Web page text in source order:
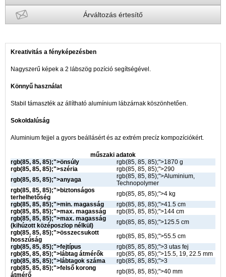
Árváltozás értesítő
Kreativitás a fényképezésben
Nagyszerű képek a 2 lábszög pozíció segítségével.
Könnyű használat
Stabil támaszték az állítható alumínium lábzárnak köszönhetően.
Sokoldalúság
Aluminium fejjel a gyors beállásért és az extrém precíz kompozíciókért.
műszaki adatok
rgb(85, 85, 85);">önsúly
rgb(85, 85, 85);">1870 g
rgb(85, 85, 85);">széria
rgb(85, 85, 85);">290
rgb(85, 85, 85);">anyaga
rgb(85, 85, 85);">Aluminium,
Technopolymer
rgb(85, 85, 85);">biztonságos
terhelhetőség
rgb(85, 85, 85);">4 kg
rgb(85, 85, 85);">min. magasság
rgb(85, 85, 85);">41.5 cm
rgb(85, 85, 85);">max. magasság
rgb(85, 85, 85);">144 cm
rgb(85, 85, 85);">max. magasság
(kihúzott középoszlop nélkül)
rgb(85, 85, 85);">125.5 cm
rgb(85, 85, 85);">összecsukott
hosszúság
rgb(85, 85, 85);">55.5 cm
rgb(85, 85, 85);">fejtípus
rgb(85, 85, 85);">3 utas fej
rgb(85, 85, 85);">lábtag átmérők
rgb(85, 85, 85);">15.5, 19, 22.5 mm
rgb(85, 85, 85);">lábtagok száma
rgb(85, 85, 85);">3
rgb(85, 85, 85);">felső korong
átmérő
rgb(85, 85, 85);">40 mm